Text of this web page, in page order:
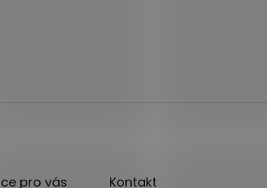
pro vás Kontakt